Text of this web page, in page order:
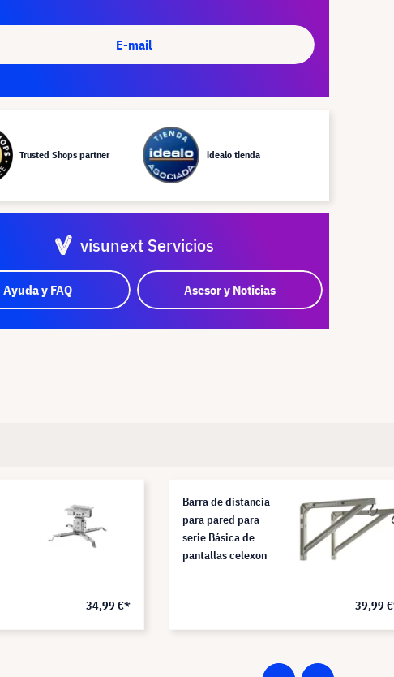
E-mail
Trusted Shops partner idealo tienda
visunext Servicios
Ayuda y FAQ Asesor y Noticias
34,99 €*
Barra de distancia
para pared para
serie Básica de
pantallas celexon
39,99